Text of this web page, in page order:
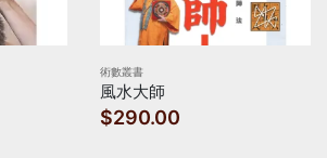
術數叢書
風水大師
$290.00